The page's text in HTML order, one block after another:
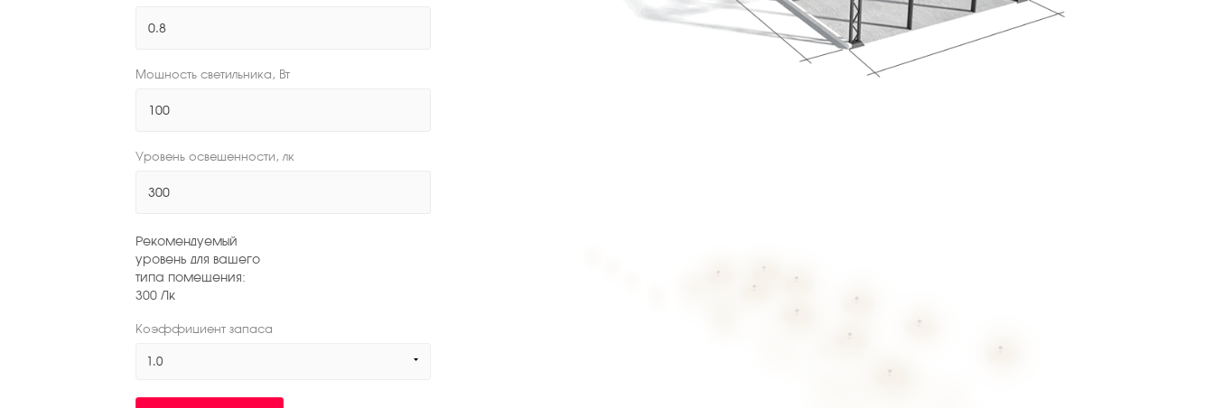
Мощность светильника, Вт
Уровень освещенности, лк
Рекомендуемый
уровень для вашего
типа помещения:
300 Лк
Коэффициент запаса
1.0